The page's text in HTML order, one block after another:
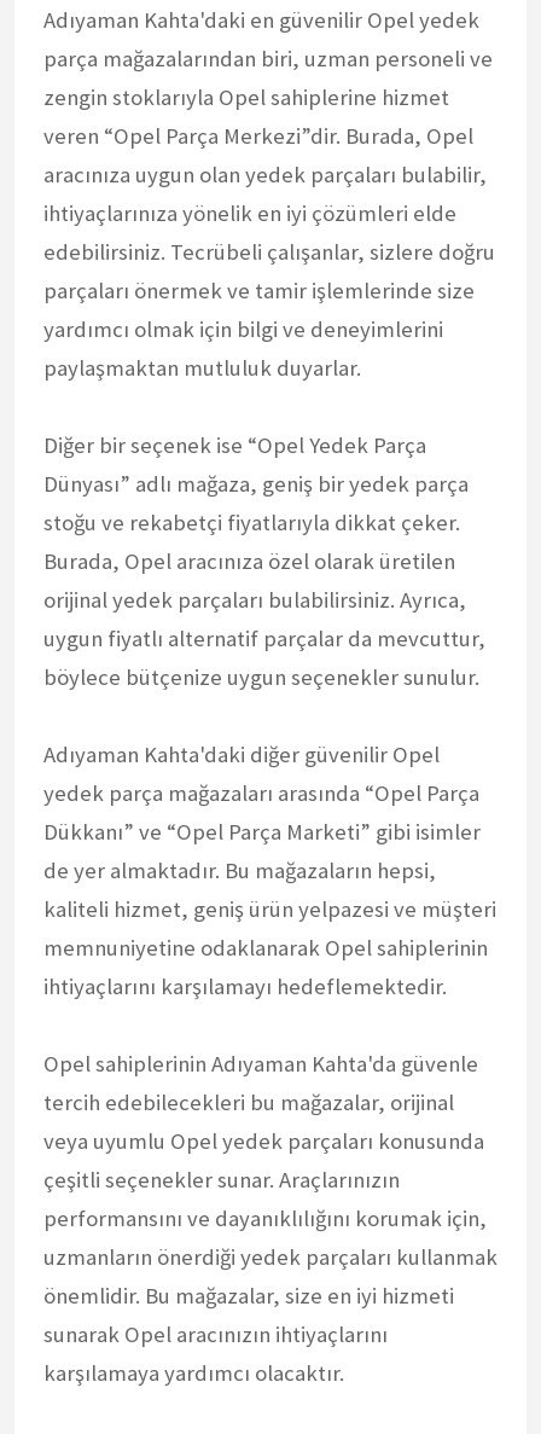
Adıyaman Kahta'daki en güvenilir Opel yedek
parça mağazalarından biri, uzman personeli ve
zengin stoklarıyla Opel sahiplerine hizmet
veren “Opel Parça Merkezi”dir. Burada, Opel
aracınıza uygun olan yedek parçaları bulabilir,
ihtiyaçlarınıza yönelik en iyi çözümleri elde
edebilirsiniz. Tecrübeli çalışanlar, sizlere doğru
parçaları önermek ve tamir işlemlerinde size
yardımcı olmak için bilgi ve deneyimlerini
paylaşmaktan mutluluk duyarlar.
Diğer bir seçenek ise “Opel Yedek Parça
Dünyası” adlı mağaza, geniş bir yedek parça
stoğu ve rekabetçi fiyatlarıyla dikkat çeker.
Burada, Opel aracınıza özel olarak üretilen
orijinal yedek parçaları bulabilirsiniz. Ayrıca,
uygun fiyatlı alternatif parçalar da mevcuttur,
böylece bütçenize uygun seçenekler sunulur.
Adıyaman Kahta'daki diğer güvenilir Opel
yedek parça mağazaları arasında “Opel Parça
Dükkanı” ve “Opel Parça Marketi” gibi isimler
de yer almaktadır. Bu mağazaların hepsi,
kaliteli hizmet, geniş ürün yelpazesi ve müşteri
memnuniyetine odaklanarak Opel sahiplerinin
ihtiyaçlarını karşılamayı hedeflemektedir.
Opel sahiplerinin Adıyaman Kahta'da güvenle
tercih edebilecekleri bu mağazalar, orijinal
veya uyumlu Opel yedek parçaları konusunda
çeşitli seçenekler sunar. Araçlarınızın
performansını ve dayanıklılığını korumak için,
uzmanların önerdiği yedek parçaları kullanmak
önemlidir. Bu mağazalar, size en iyi hizmeti
sunarak Opel aracınızın ihtiyaçlarını
karşılamaya yardımcı olacaktır.